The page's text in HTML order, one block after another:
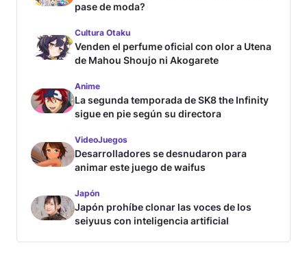
pase de moda?
Cultura Otaku
Venden el perfume oficial con olor a Utena
de Mahou Shoujo ni Akogarete
Anime
La segunda temporada de SK8 the Infinity
sigue en pie según su directora
VideoJuegos
Desarrolladores se desnudaron para
animar este juego de waifus
Japón
Japón prohíbe clonar las voces de los
seiyuus con inteligencia artificial